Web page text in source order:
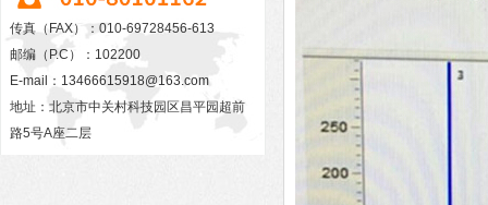
传真（FAX）：010-69728456-613
邮编（P.C）：102200
E-mail： 13466615918@163.com
地址：北京市中关村科技园区昌平园超前
路5号A座二层